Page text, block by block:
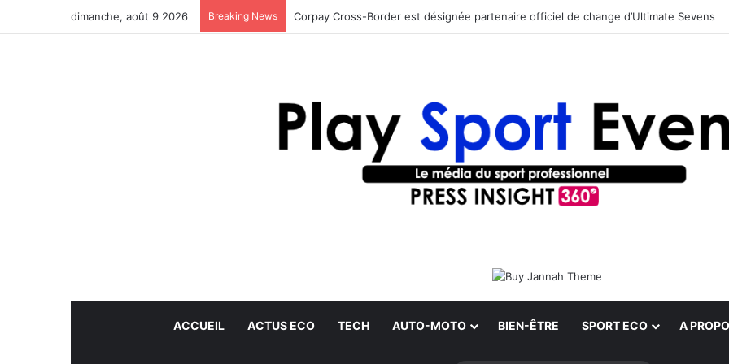
dimanche, août 9 2026 Breaking News Corpay Cross-Border est désignée partenaire officiel de change d’Ultimate Sevens
ACCUEIL ACTUS ECO TECH AUTO-MOTO BIEN-ÊTRE SPORT ECO A